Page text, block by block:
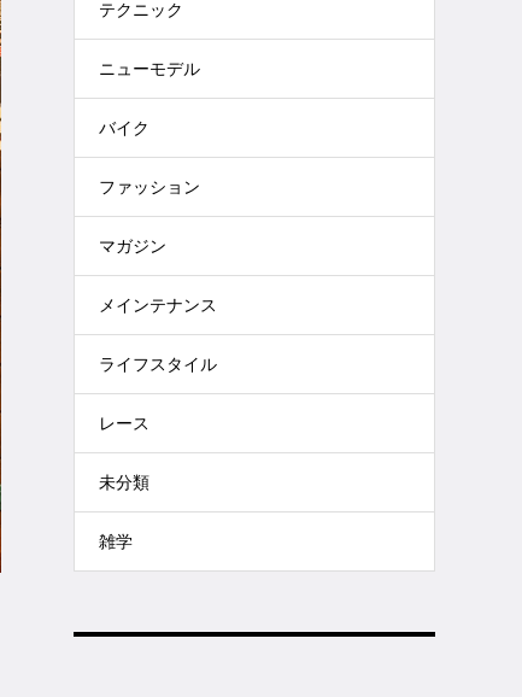
テクニック
ニューモデル
バイク
ファッション
マガジン
メインテナンス
ライフスタイル
レース
未分類
雑学